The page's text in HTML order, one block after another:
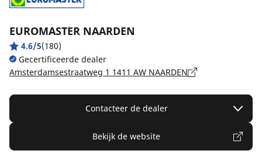
EUROMASTER NAARDEN
4.6/5(180)
Gecertificeerde dealer
Amsterdamsestraatweg 1 1411 AW NAARDEN
Contacteer de dealer
Bekijk de website